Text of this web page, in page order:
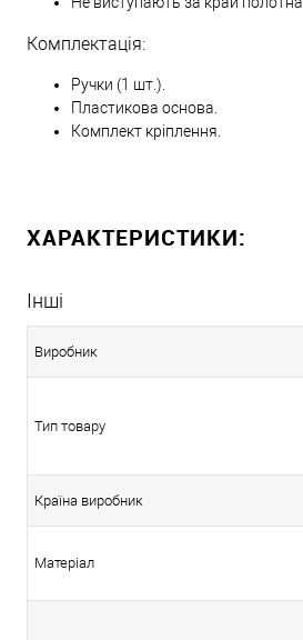
Комплектація:
Ручки (1 шт.).
Пластикова основа.
Комплект кріплення.
ХАРАКТЕРИСТИКИ:
Інші
Виробник
Тип товару
Країна виробник
Матеріал